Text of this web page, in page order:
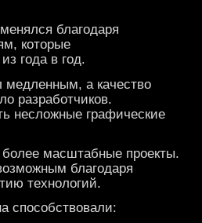
благодаря
которые
года в год.
а качество
разработчиков.
несложные графические
масштабные проекты.
благодаря
технологий.
способствовали: